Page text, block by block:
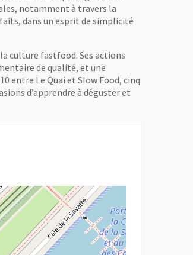
notamment à travers la
dans un esprit de simplicité
culture fastfood. Ses actions
de qualité, et une
entre Le Quai et Slow Food, cinq
d’apprendre à déguster et